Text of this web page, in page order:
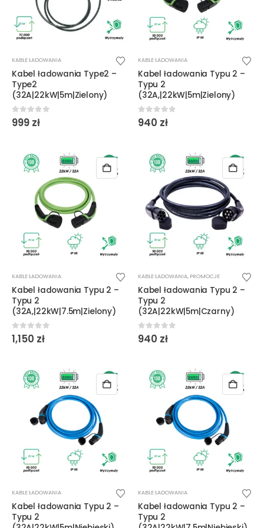
KABLE ŁADOWANIA
Kabel ładowania Type2 –
Type2
(32A|22kW|5m|Zielony)
0out of 5
999 zł
KABLE ŁADOWANIA
Kabel ładowania Typu 2 –
Typu 2
(32A,|22kW|5m|Zielony)
0 out of 5
940 zł
KABLE ŁADOWANIA
Kabel ładowania Typu 2 –
Typu 2
(32A,|22kW|7.5m|Zielony)
0 out of 5
1,150 zł
KABLE ŁADOWANIA, PROMOCJE
Kabel ładowania Typu 2 –
Typu 2
(32A|22kW|5m|Czarny)
0 out of 5
940 zł
KABLE ŁADOWANIA
Kabel ładowania Typu 2 –
Typu 2
KABLE ŁADOWANIA
Kabel ładowania Typu 2 –
Typu 2